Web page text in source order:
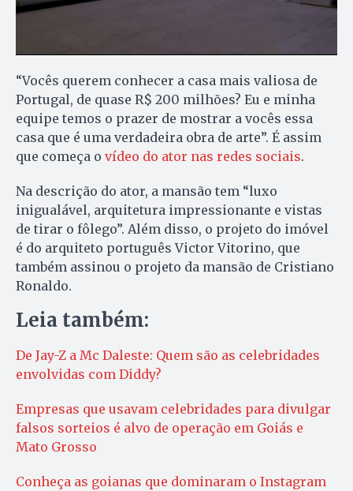
“Vocês querem conhecer a casa mais valiosa de
Portugal, de quase R$ 200 milhões? Eu e minha
equipe temos o prazer de mostrar a vocês essa
casa que é uma verdadeira obra de arte”. É assim
que começa o vídeo do ator nas redes sociais.
Na descrição do ator, a mansão tem “luxo
inigualável, arquitetura impressionante e vistas
de tirar o fôlego”. Além disso, o projeto do imóvel
é do arquiteto português Victor Vitorino, que
também assinou o projeto da mansão de Cristiano
Ronaldo.
Leia também:
De Jay-Z a Mc Daleste: Quem são as celebridades
envolvidas com Diddy?
Empresas que usavam celebridades para divulgar
falsos sorteios é alvo de operação em Goiás e
Mato Grosso
Conheça as goianas que dominaram o Instagram